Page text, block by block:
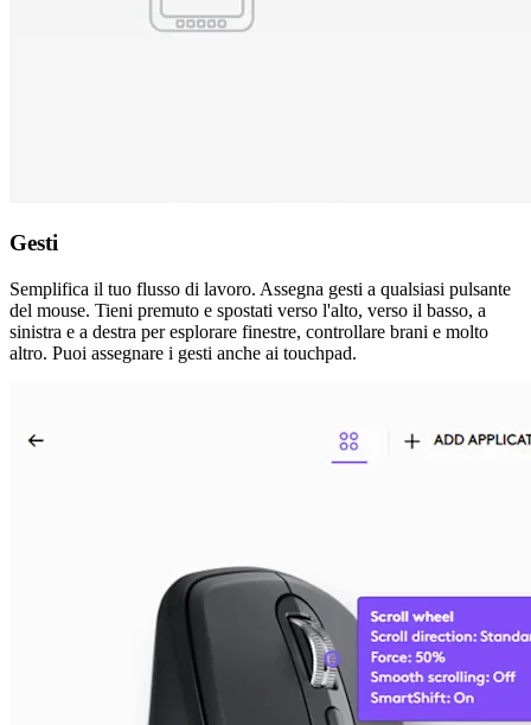
Gesti
Semplifica il tuo flusso di lavoro. Assegna gesti a qualsiasi pulsante
del mouse. Tieni premuto e spostati verso l'alto, verso il basso, a
sinistra e a destra per esplorare finestre, controllare brani e molto
altro. Puoi assegnare i gesti anche ai touchpad.